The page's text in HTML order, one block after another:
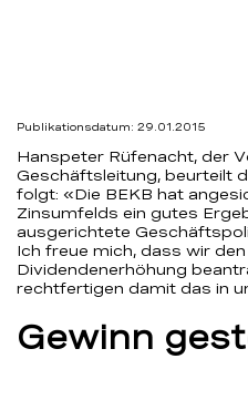
Publikationsdatum: 29.01.2015
Hanspeter Rüfenacht, der
Geschäftsleitung, beurteilt
folgt: «Die BEKB hat
Zinsumfelds ein gutes
ausgerichtete
Ich freue mich, dass wir
Dividendenerhöhung
rechtfertigen damit das in
Gewinn